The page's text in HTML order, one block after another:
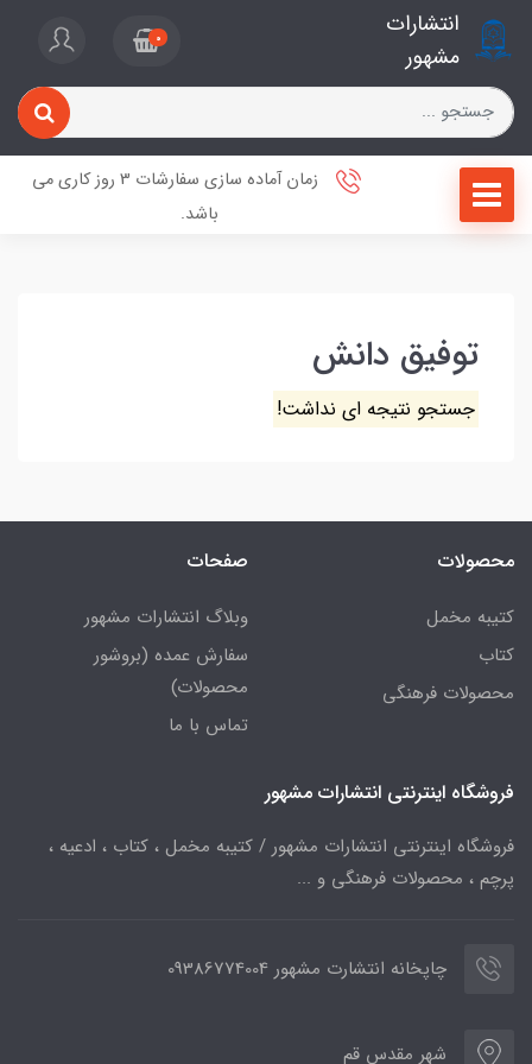
انتشارات
مشهور
0
زمان آماده سازی سفارشات 3 روز کاری می
باشد.
توفیق دانش
جستجو نتیجه ای نداشت!
محصولات
کتیبه مخمل
کتاب
محصولات فرهنگی
صفحات
وبلاگ انتشارات مشهور
سفارش عمده (بروشور
محصولات)
تماس با ما
فروشگاه اینترنتی انتشارات مشهور
فروشگاه اینترنتی انتشارات مشهور / کتیبه مخمل ، کتاب ، ادعیه ،
پرچم ، محصولات فرهنگی و ...
چاپخانه انتشارت مشهور 09386774004
شهر مقدس قم